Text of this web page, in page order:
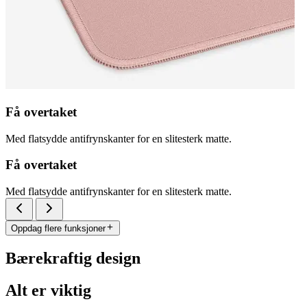
Få overtaket
Med flatsydde antifrynskanter for en slitesterk matte.
Få overtaket
Med flatsydde antifrynskanter for en slitesterk matte.
Oppdag flere funksjoner
Bærekraftig design
Alt er viktig